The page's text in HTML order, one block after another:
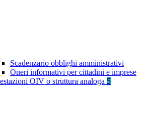
Scadenzario obblighi amministrativi
Oneri informativi per cittadini e imprese
OIV o struttura analoga 5